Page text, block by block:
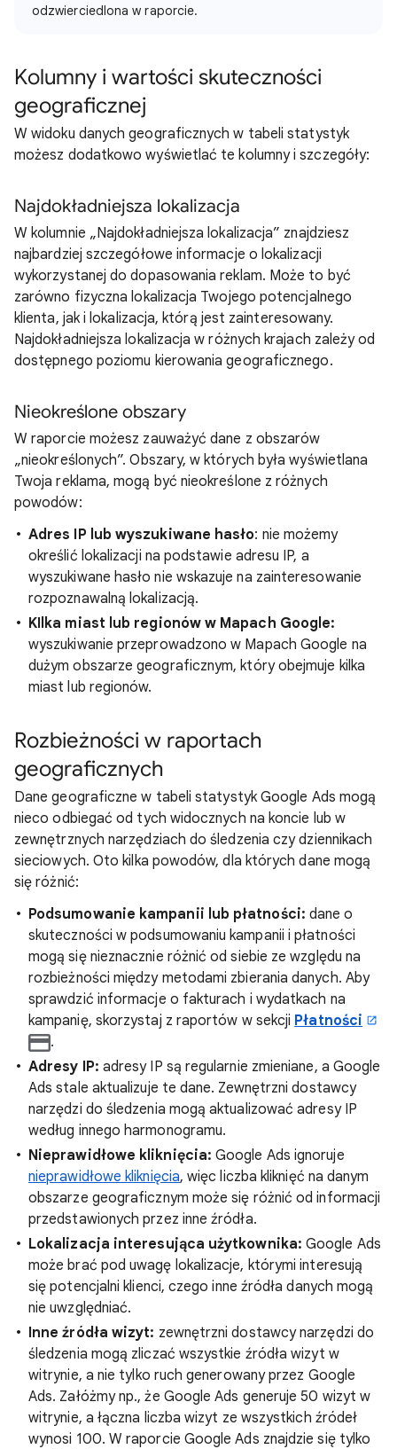
odzwierciedlona w raporcie.
Kolumny i wartości skuteczności
geograficznej
W widoku danych geograficznych w tabeli statystyk
możesz dodatkowo wyświetlać te kolumny i szczegóły:
Najdokładniejsza lokalizacja
W kolumnie „Najdokładniejsza lokalizacja” znajdziesz
najbardziej szczegółowe informacje o lokalizacji
wykorzystanej do dopasowania reklam. Może to być
zarówno fizyczna lokalizacja Twojego potencjalnego
klienta, jak i lokalizacja, którą jest zainteresowany.
Najdokładniejsza lokalizacja w różnych krajach zależy od
dostępnego poziomu kierowania geograficznego.
Nieokreślone obszary
W raporcie możesz zauważyć dane z obszarów
„nieokreślonych”. Obszary, w których była wyświetlana
Twoja reklama, mogą być nieokreślone z różnych
powodów:
Adres IP lub wyszukiwane hasło: nie możemy
określić lokalizacji na podstawie adresu IP, a
wyszukiwane hasło nie wskazuje na zainteresowanie
rozpoznawalną lokalizacją.
KIlka miast lub regionów w Mapach Google:
wyszukiwanie przeprowadzono w Mapach Google na
dużym obszarze geograficznym, który obejmuje kilka
miast lub regionów.
Rozbieżności w raportach
geograficznych
Dane geograficzne w tabeli statystyk Google Ads mogą
nieco odbiegać od tych widocznych na koncie lub w
zewnętrznych narzędziach do śledzenia czy dziennikach
sieciowych. Oto kilka powodów, dla których dane mogą
się różnić:
Podsumowanie kampanii lub płatności: dane o
skuteczności w podsumowaniu kampanii i płatności
mogą się nieznacznie różnić od siebie ze względu na
rozbieżności między metodami zbierania danych. Aby
sprawdzić informacje o fakturach i wydatkach na
kampanię, skorzystaj z raportów w sekcji Płatności
.
Adresy IP: adresy IP są regularnie zmieniane, a Google
Ads stale aktualizuje te dane. Zewnętrzni dostawcy
narzędzi do śledzenia mogą aktualizować adresy IP
według innego harmonogramu.
Nieprawidłowe kliknięcia: Google Ads ignoruje
nieprawidłowe kliknięcia, więc liczba kliknięć na danym
obszarze geograficznym może się różnić od informacji
przedstawionych przez inne źródła.
Lokalizacja interesująca użytkownika: Google Ads
może brać pod uwagę lokalizacje, którymi interesują
się potencjalni klienci, czego inne źródła danych mogą
nie uwzględniać.
Inne źródła wizyt: zewnętrzni dostawcy narzędzi do
śledzenia mogą zliczać wszystkie źródła wizyt w
witrynie, a nie tylko ruch generowany przez Google
Ads. Załóżmy np., że Google Ads generuje 50 wizyt w
witrynie, a łączna liczba wizyt ze wszystkich źródeł
wynosi 100. W raporcie Google Ads znajdzie się tylko